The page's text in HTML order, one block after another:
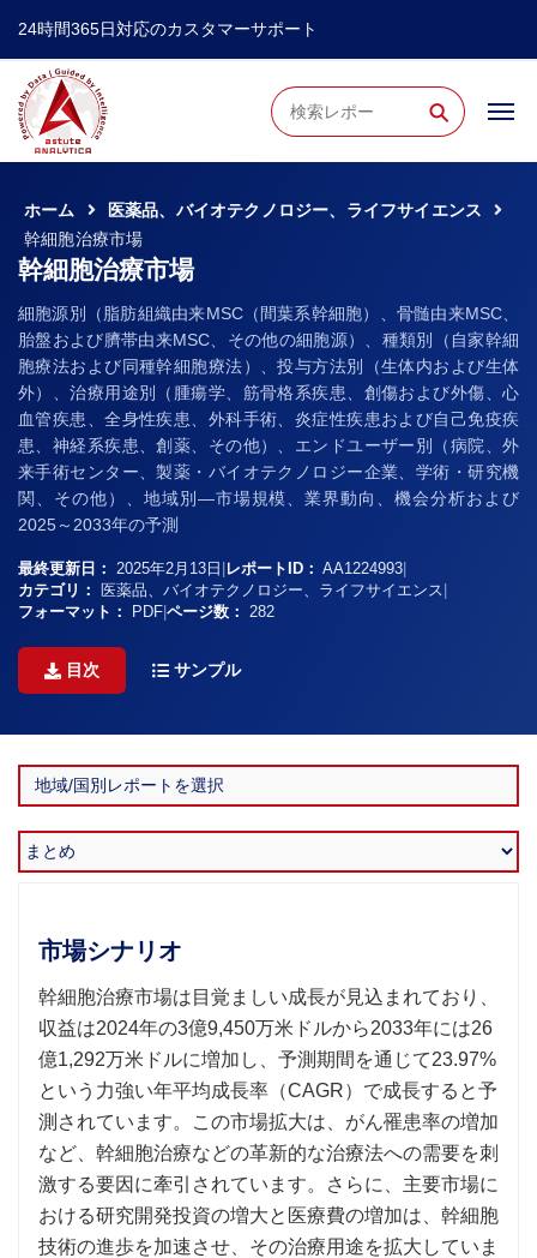
24時間365日対応のカスタマーサポート
⚲
ホーム
医薬品、バイオテクノロジー、ライフサイエンス
幹細胞治療市場
幹細胞治療市場
細胞源別（脂肪組織由来MSC（間葉系幹細胞）、骨髄由来MSC、
胎盤および臍帯由来MSC、その他の細胞源）、種類別（自家幹細
胞療法および同種幹細胞療法）、投与方法別（生体内および生体
外）、治療用途別（腫瘍学、筋骨格系疾患、創傷および外傷、心
血管疾患、全身性疾患、外科手術、炎症性疾患および自己免疫疾
患、神経系疾患、創薬、その他）、エンドユーザー別（病院、外
来手術センター、製薬・バイオテクノロジー企業、学術・研究機
関、その他）、地域別―市場規模、業界動向、機会分析および
2025～2033年の予測
最終更新日： 2025年2月13日 レポートID： AA1224993
カテゴリ：
医薬品、バイオテクノロジー、ライフサイエンス
フォーマット：
PDF ページ数： 282
目次 サンプル
市場シナリオ
幹細胞治療市場は目覚ましい成長が見込まれており、
収益は2024年の3億9,450万米ドルから2033年には26
億1,292万米ドルに増加し、予測期間を通じて23.97%
という力強い年平均成長率（CAGR）で成長すると予
測されています。この市場拡大は、がん罹患率の増加
など、幹細胞治療などの革新的な治療法への需要を刺
激する要因に牽引されています。さらに、主要市場に
おける研究開発投資の増大と医療費の増加は、幹細胞
技術の進歩を加速させ、その治療用途を拡大していま